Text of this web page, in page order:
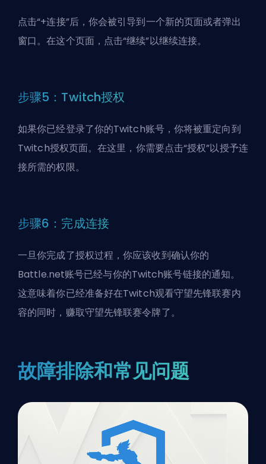
点击“+连接”后，你会被引导到一个新的页面或者弹出
窗口。在这个页面，点击“继续”以继续连接。
步骤5：Twitch授权
如果你已经登录了你的Twitch账号，你将被重定向到
Twitch授权页面。在这里，你需要点击“授权”以授予连
接所需的权限。
步骤6：完成连接
一旦你完成了授权过程，你应该收到确认你的
Battle.net账号已经与你的Twitch账号链接的通知。
这意味着你已经准备好在Twitch观看守望先锋联赛内
容的同时，赚取守望先锋联赛令牌了。
故障排除和常见问题